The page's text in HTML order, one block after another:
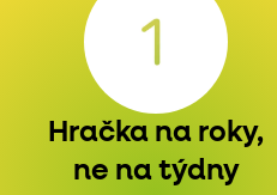
Hračka na roky,
ne na týdny